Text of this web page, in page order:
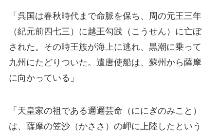
「呉国は春秋時代まで命脈を保ち、周の元王三年
（紀元前四七三）に越王勾践（こうせん）に亡ぼ
された。その時王族が海上に逃れ、黒潮に乗って
九州にたどりついた。遣唐使船は、蘇州から薩摩
に向かっている」
「天皇家の祖である邇邇芸命（ににぎのみこと）
は、薩摩の笠沙（かささ）の岬に上陸したという